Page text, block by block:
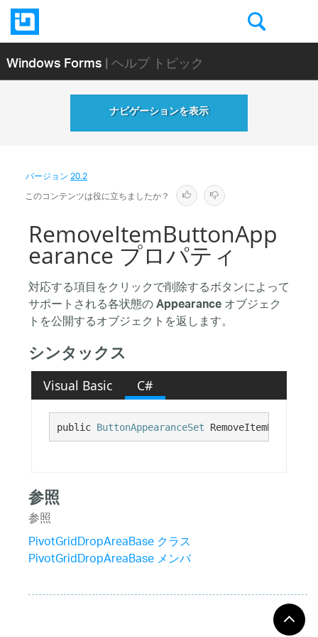
Windows Forms| ヘルプ トピック
ナビゲーションを表示
バージョン20.2
このコンテンツは役に立ちましたか？
RemoveItemButtonApp
earance プロパティ
対応する項目をクリックで削除するボタンによって
サポートされる各状態のAppearanceオブジェク
トを公開するオブジェクトを返します。
シンタックス
Visual Basic C#
public ButtonAppearanceSet
参照
参照
PivotGridDropAreaBase クラス
PivotGridDropAreaBase メンバ